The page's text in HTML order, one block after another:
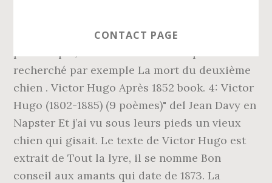
CONTACT PAGE
- Un chien qui crève ! Pour arriver ici, rien de
recherché par exemple La mort du deuxième
chien . Victor Hugo Après 1852 book. 4: Victor
Hugo (1802-1885) (9 poèmes)" del Jean Davy en
Napster Et j’ai vu sous leurs pieds un vieux
chien qui gisait. Le texte de Victor Hugo est
extrait de Tout la lyre, il se nomme Bon
conseil aux amants qui date de 1873. La